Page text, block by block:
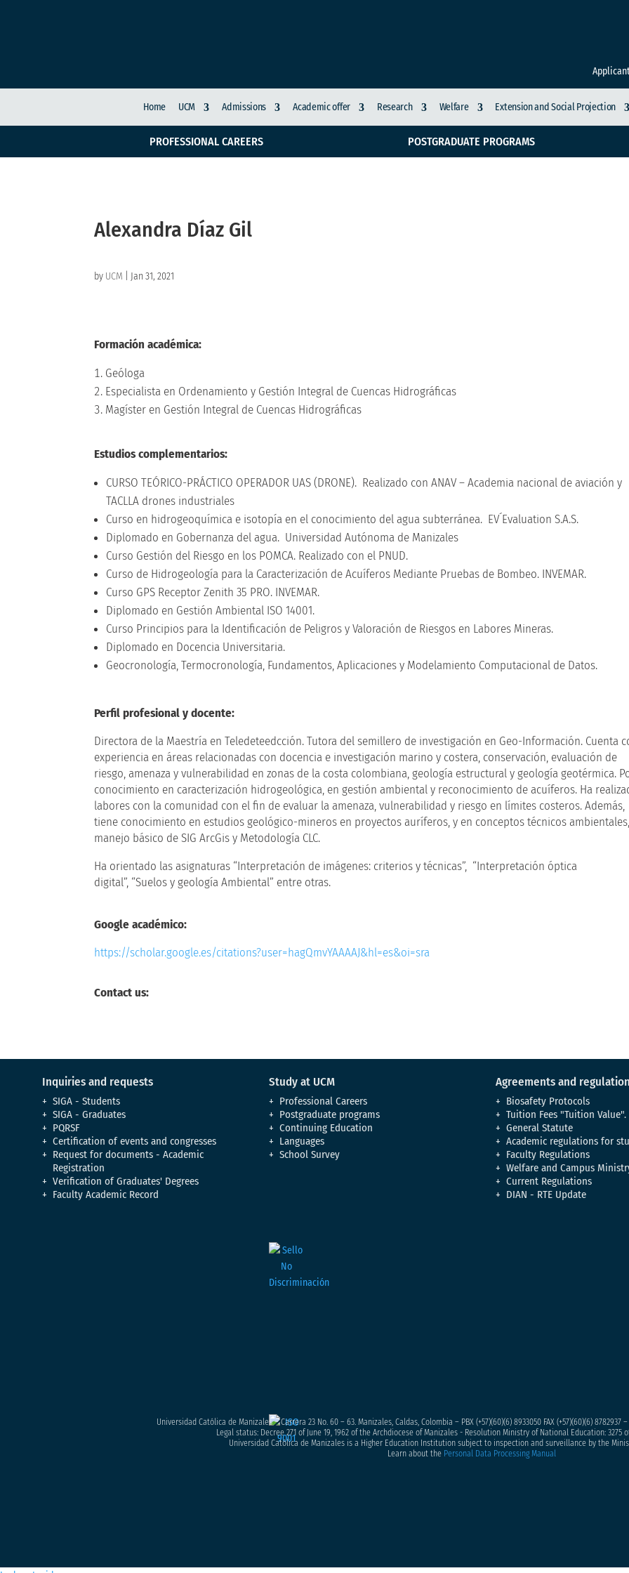
Home UCM Admissions Academic offer Research Welfare Extension and Social Projection
PROFESSIONAL CAREERS POSTGRADUATE PROGRAMS
Alexandra Díaz Gil
by UCM Jan 31, 2021
Formación académica:
Geóloga
Especialista en Ordenamiento y Gestión Integral de Cuencas Hidrográficas
Magíster en Gestión Integral de Cuencas Hidrográficas
Estudios complementarios:
CURSO TEÓRICO-PRÁCTICO OPERADOR UAS (DRONE). Realizado con ANAV – Academia nacional de aviación y
TACLLA drones industriales
Curso en hidrogeoquímica e isotopía en el conocimiento del agua subterránea. EV´Evaluation S.A.S.
Diplomado en Gobernanza del agua. Universidad Autónoma de Manizales
Curso Gestión del Riesgo en los POMCA. Realizado con el PNUD.
Curso de Hidrogeología para la Caracterización de Acuíferos Mediante Pruebas de Bombeo. INVEMAR.
Curso GPS Receptor Zenith 35 PRO. INVEMAR.
Diplomado en Gestión Ambiental ISO 14001.
Curso Principios para la Identificación de Peligros y Valoración de Riesgos en Labores Mineras.
Diplomado en Docencia Universitaria.
Geocronología, Termocronología, Fundamentos, Aplicaciones y Modelamiento Computacional de Datos.
Perfil profesional y docente:
Directora de la Maestría en Teledeteedcción. Tutora del semillero de investigación en Geo-Información. Cuenta
experiencia en áreas relacionadas con docencia e investigación marino y costera, conservación, evaluación de
riesgo, amenaza y vulnerabilidad en zonas de la costa colombiana, geología estructural y geología geotérmica.
conocimiento en caracterización hidrogeológica, en gestión ambiental y reconocimiento de acuíferos. Ha
labores con la comunidad con el fin de evaluar la amenaza, vulnerabilidad y riesgo en límites costeros. Además,
tiene conocimiento en estudios geológico-mineros en proyectos auríferos, y en conceptos técnicos ambientales,
manejo básico de SIG ArcGis y Metodología CLC.
Ha orientado las asignaturas “Interpretación de imágenes: criterios y técnicas”, “Interpretación óptica
digital”, “Suelos y geología Ambiental” entre otras.
Google académico:
https://scholar.google.es/citations?user=hagQmvYAAAAJ&hl=es&oi=sra
Contact us:
Inquiries and requests
SIGA - Students
SIGA - Graduates
PQRSF
Certification of events and congresses
Request for documents - Academic
Registration
Verification of Graduates' Degrees
Faculty Academic Record
Study at UCM
Professional Careers
Postgraduate programs
Continuing Education
Languages
School Survey
Agreements and
Biosafety Protocols
Tuition Fees "Tuition Value".
General Statute
Academic regulations for
Faculty Regulations
Welfare and Campus
Current Regulations
DIAN - RTE Update
Universidad Católica de Manizales – Carrera 23 No. 60 – 63. Manizales, Caldas, Colombia – PBX (+57)(60)(6) 8933050FAX (+57)(60)(6) 8782937
Legal status: Decree 271 of June 19, 1962 of the Archdiocese of Manizales - Resolution Ministry of National Education: 3275
Universidad Católica de Manizales is a Higher Education Institution subject to inspection and surveillance by the
Learn about the Personal Data Processing Manual